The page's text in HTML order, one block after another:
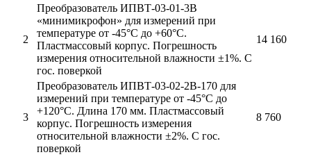
2
Преобразователь ИПВТ-03-01-3В
«минимикрофон» для измерений при
температуре от -45°С до +60°С.
Пластмассовый корпус. Погрешность
измерения относительной влажности ±1%. С
гос. поверкой
14 160
3
Преобразователь ИПВТ-03-02-2В-170 для
измерений при температуре от -45°С до
+120°С. Длина 170 мм. Пластмассовый
корпус. Погрешность измерения
относительной влажности ±2%. С гос.
поверкой
8 760